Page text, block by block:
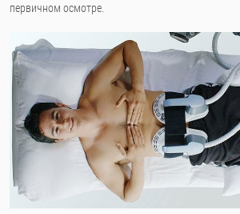
первичном осмотре.